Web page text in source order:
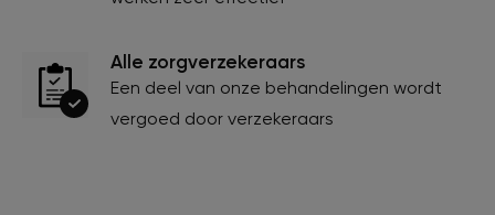
Alle zorgverzekeraars
Een deel van onze behandelingen wordt
vergoed door verzekeraars